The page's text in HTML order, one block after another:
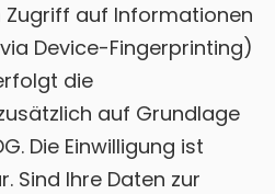
Zugriff auf Informationen
Device-Fingerprinting)
die
auf Grundlage
Die Einwilligung ist
Sind Ihre Daten zur